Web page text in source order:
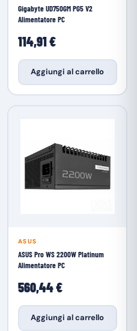
Gigabyte UD750GM PG5 V2
Alimentatore PC
114,91 €
Aggiungi al carrello
ASUS
ASUS Pro WS 2200W Platinum
Alimentatore PC
560,44 €
Aggiungi al carrello